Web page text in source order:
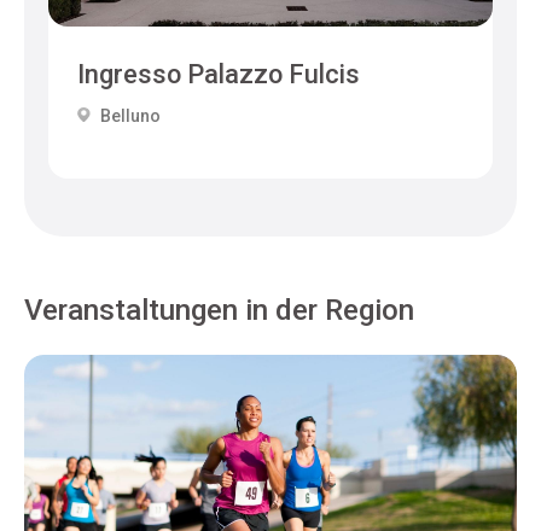
Ingresso Palazzo Fulcis
Belluno
Veranstaltungen in der Region